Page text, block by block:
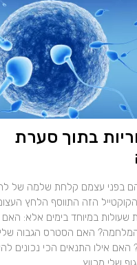
בתוך סערת
הם בפני עצמם קלחת שלמה של
הזה התווסף הלחץ
שעולות במיוחד בימים אלא:
האם הסטרס הגבוה שלי
האם אילו התנאים הכי נכונים